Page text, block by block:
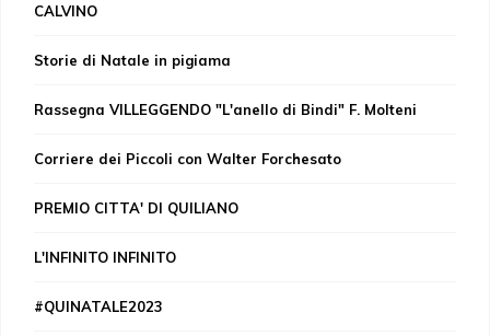
CALVINO
Storie di Natale in pigiama
Rassegna VILLEGGENDO "L'anello di Bindi" F. Molteni
Corriere dei Piccoli con Walter Forchesato
PREMIO CITTA' DI QUILIANO
L'INFINITO INFINITO
#QUINATALE2023